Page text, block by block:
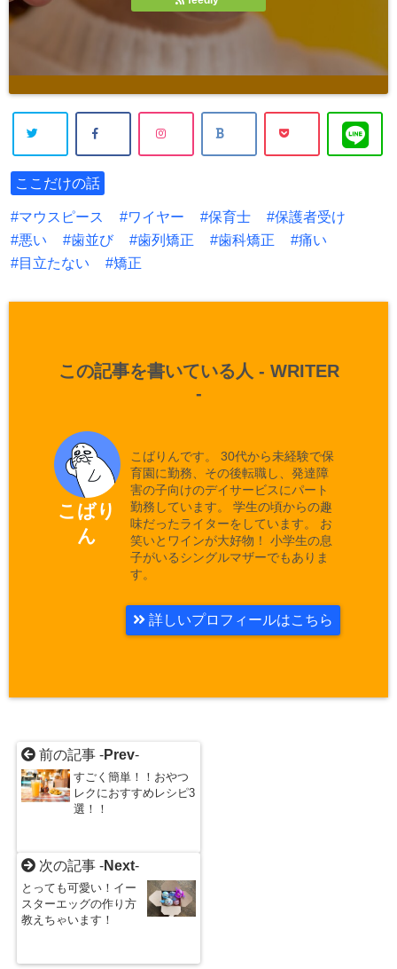
ここだけの話
マウスピース ワイヤー 保育士
保護者受け
悪い
歯並び 歯列矯正 歯科矯正
痛い
目立たない
矯正
この記事を書いている人 - WRITER
-
こばり
ん
こばりんです。 30代から未経験で保
育園に勤務、その後転職し、発達障
害の子向けのデイサービスにパート
勤務しています。 学生の頃からの趣
味だったライターをしています。 お
笑いとワインが大好物！ 小学生の息
子がいるシングルマザーでもありま
す。
詳しいプロフィールはこちら
前の記事 -Prev-
すごく簡単！！おやつ
レクにおすすめレシピ3
選！！
次の記事 -Next-
とっても可愛い！イー
スターエッグの作り方
教えちゃいます！